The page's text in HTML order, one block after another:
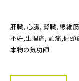
肝臓 心臓 腎臓 線維
不妊,生理痛 頭痛,偏頭
本物の気功師